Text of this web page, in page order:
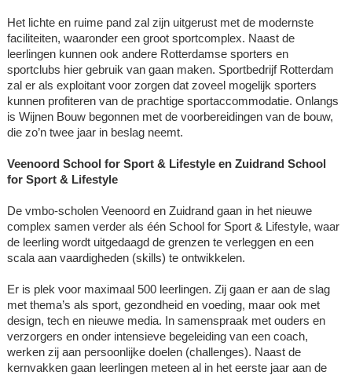
Het lichte en ruime pand zal zijn uitgerust met de modernste
faciliteiten, waaronder een groot sportcomplex. Naast de
leerlingen kunnen ook andere Rotterdamse sporters en
sportclubs hier gebruik van gaan maken. Sportbedrijf Rotterdam
zal er als exploitant voor zorgen dat zoveel mogelijk sporters
kunnen profiteren van de prachtige sportaccommodatie. Onlangs
is Wijnen Bouw begonnen met de voorbereidingen van de bouw,
die zo’n twee jaar in beslag neemt.
Veenoord School for Sport & Lifestyle en Zuidrand School
for Sport & Lifestyle
De vmbo-scholen Veenoord en Zuidrand gaan in het nieuwe
complex samen verder als één School for Sport & Lifestyle, waar
de leerling wordt uitgedaagd de grenzen te verleggen en een
scala aan vaardigheden (skills) te ontwikkelen.
Er is plek voor maximaal 500 leerlingen. Zij gaan er aan de slag
met thema’s als sport, gezondheid en voeding, maar ook met
design, tech en nieuwe media. In samenspraak met ouders en
verzorgers en onder intensieve begeleiding van een coach,
werken zij aan persoonlijke doelen (challenges). Naast de
kernvakken gaan leerlingen meteen al in het eerste jaar aan de